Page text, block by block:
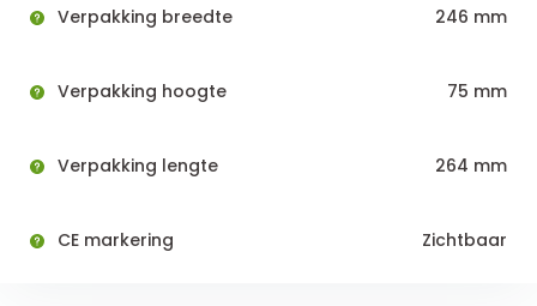
Verpakking breedte 246 mm
Verpakking hoogte 75 mm
Verpakking lengte 264 mm
CE markering Zichtbaar